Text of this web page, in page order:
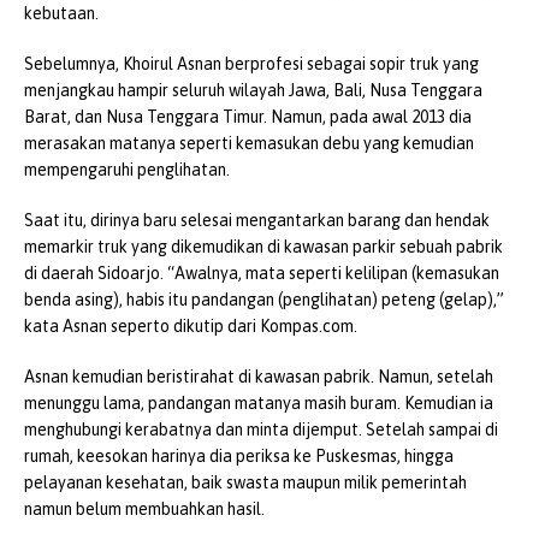
kebutaan.
Sebelumnya, Khoirul Asnan berprofesi sebagai sopir truk yang
menjangkau hampir seluruh wilayah Jawa, Bali, Nusa Tenggara
Barat, dan Nusa Tenggara Timur. Namun, pada awal 2013 dia
merasakan matanya seperti kemasukan debu yang kemudian
mempengaruhi penglihatan.
Saat itu, dirinya baru selesai mengantarkan barang dan hendak
memarkir truk yang dikemudikan di kawasan parkir sebuah pabrik
di daerah Sidoarjo. “Awalnya, mata seperti kelilipan (kemasukan
benda asing), habis itu pandangan (penglihatan) peteng (gelap),”
kata Asnan seperto dikutip dari Kompas.com.
Asnan kemudian beristirahat di kawasan pabrik. Namun, setelah
menunggu lama, pandangan matanya masih buram. Kemudian ia
menghubungi kerabatnya dan minta dijemput. Setelah sampai di
rumah, keesokan harinya dia periksa ke Puskesmas, hingga
pelayanan kesehatan, baik swasta maupun milik pemerintah
namun belum membuahkan hasil.